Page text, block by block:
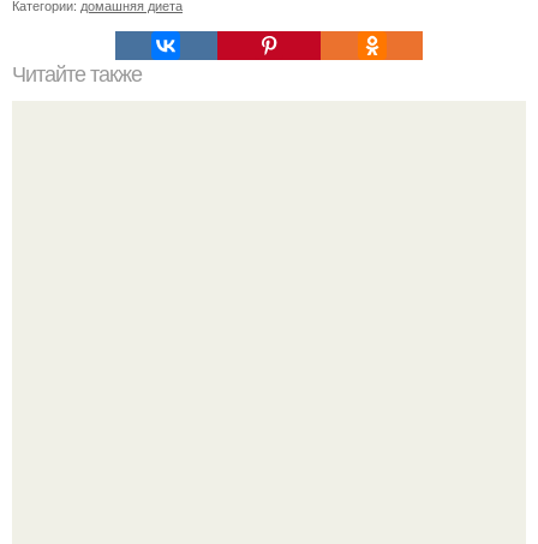
Категории: домашняя диета
Читайте также